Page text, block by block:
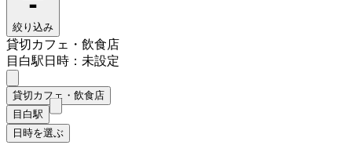
絞り込み
貸切カフェ・飲食店
目白駅日時：未設定
貸切カフェ・飲食店
目白駅
日時を選ぶ